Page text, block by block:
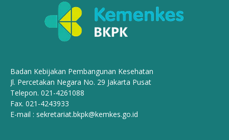
Badan Kebijakan Pembangunan Kesehatan
Jl. Percetakan Negara No. 29 Jakarta Pusat
Telepon. 021-4261088
Fax. 021-4243933
E-mail : sekretariat.bkpk@kemkes.go.id